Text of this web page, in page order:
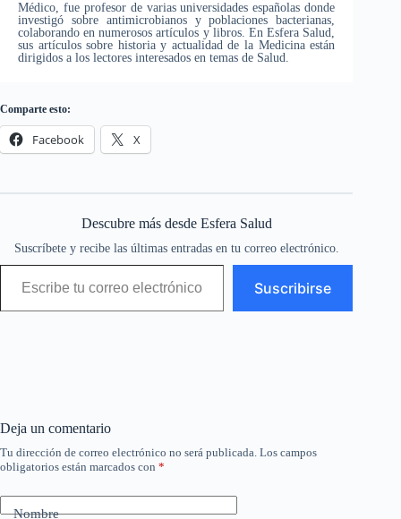
Médico, fue profesor de varias universidades españolas donde
investigó sobre antimicrobianos y poblaciones bacterianas,
colaborando en numerosos artículos y libros. En Esfera Salud,
sus artículos sobre historia y actualidad de la Medicina están
dirigidos a los lectores interesados en temas de Salud.
Comparte esto:
Facebook X
Descubre más desde Esfera Salud
Suscríbete y recibe las últimas entradas en tu correo electrónico.
Escribe tu correo electrónico…
Suscribirse
Deja un comentario
Tu dirección de correo electrónico no será publicada. Los campos
obligatorios están marcados con *
Nombre